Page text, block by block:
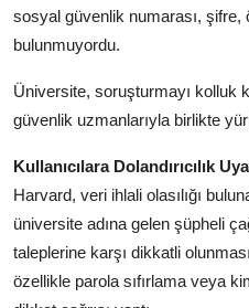
sosyal güvenlik numarası, şifre,
bulunmuyordu.
Üniversite, soruşturmayı kolluk
güvenlik uzmanlarıyla birlikte
Kullanıcılara Dolandırıcılık
Harvard, veri ihlali olasılığı
üniversite adına gelen şüpheli
taleplerine karşı dikkatli
özellikle parola sıfırlama veya